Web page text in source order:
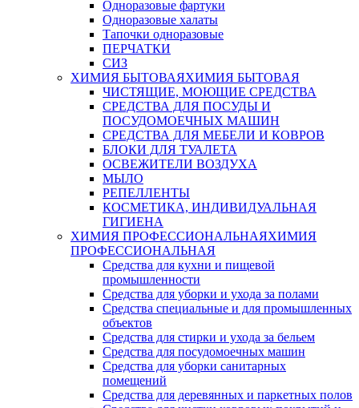
Одноразовые фартуки
Одноразовые халаты
Тапочки одноразовые
ПЕРЧАТКИ
СИЗ
ХИМИЯ БЫТОВАЯХИМИЯ БЫТОВАЯ
ЧИСТЯЩИЕ, МОЮЩИЕ СРЕДСТВА
СРЕДСТВА ДЛЯ ПОСУДЫ И
ПОСУДОМОЕЧНЫХ МАШИН
СРЕДСТВА ДЛЯ МЕБЕЛИ И КОВРОВ
БЛОКИ ДЛЯ ТУАЛЕТА
ОСВЕЖИТЕЛИ ВОЗДУХА
МЫЛО
РЕПЕЛЛЕНТЫ
КОСМЕТИКА, ИНДИВИДУАЛЬНАЯ
ГИГИЕНА
ХИМИЯ ПРОФЕССИОНАЛЬНАЯХИМИЯ
ПРОФЕССИОНАЛЬНАЯ
Средства для кухни и пищевой
промышленности
Средства для уборки и ухода за полами
Средства специальные и для промышленных
объектов
Средства для стирки и ухода за бельем
Средства для посудомоечных машин
Средства для уборки санитарных
помещений
Средства для деревянных и паркетных полов